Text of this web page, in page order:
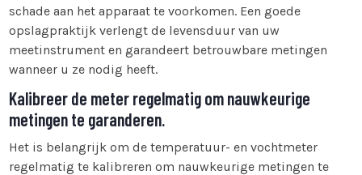
schade aan het apparaat te voorkomen. Een goede
opslagpraktijk verlengt de levensduur van uw
meetinstrument en garandeert betrouwbare metingen
wanneer u ze nodig heeft.
Kalibreer de meter regelmatig om nauwkeurige
metingen te garanderen.
Het is belangrijk om de temperatuur- en vochtmeter
regelmatig te kalibreren om nauwkeurige metingen te